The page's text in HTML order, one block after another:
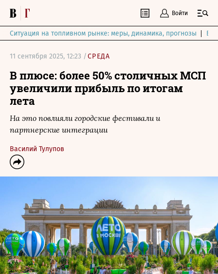
Войти
Ситуация на топливном рынке: меры, динамика, прогнозы
11 сентября 2025, 12:23 /СРЕДА
В плюсе: более 50% столичных МСП
увеличили прибыль по итогам
лета
На это повлияли городские фестивали и
партнерские интеграции
Василий Тулупов